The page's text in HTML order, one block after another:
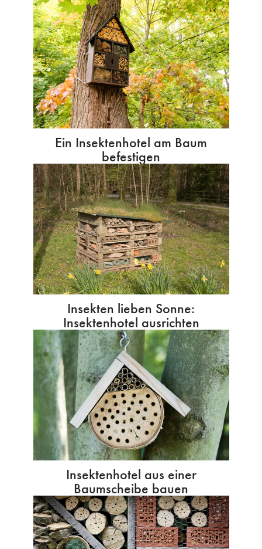
Ein Insektenhotel am Baum
befestigen
Insekten lieben Sonne:
Insektenhotel ausrichten
Insektenhotel aus einer
Baumscheibe bauen